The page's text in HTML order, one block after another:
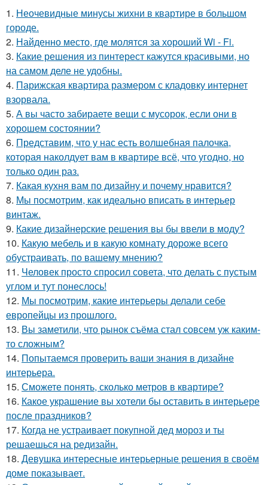
1. Неочевидные минусы жихни в квартире в большом
городе.
2. Найденно место, где молятся за хороший Wi - Fi.
3. Какие решения из пинтерест кажутся красивыми, но
на самом деле не удобны.
4. Парижская квартира размером с кладовку интернет
взорвала.
5. А вы часто забираете вещи с мусорок, если они в
хорошем состоянии?
6. Представим, что у нас есть волшебная палочка,
которая наколдует вам в квартире всё, что угодно, но
только один раз.
7. Какая кухня вам по дизайну и почему нравится?
8. Мы посмотрим, как идеально вписать в интерьер
винтаж.
9. Какие дизайнерские решения вы бы ввели в моду?
10. Какую мебель и в какую комнату дороже всего
обустраивать, по вашему мнению?
11. Человек просто спросил совета, что делать с пустым
углом и тут понеслось!
12. Мы посмотрим, какие интерьеры делали себе
европейцы из прошлого.
13. Вы заметили, что рынок съёма стал совсем уж каким-
то сложным?
14. Попытаемся проверить ваши знания в дизайне
интерьера.
15. Сможете понять, сколько метров в квартире?
16. Какое украшение вы хотели бы оставить в интерьере
после праздников?
17. Когда не устраивает покупной дед мороз и ты
решаешься на редизайн.
18. Девушка интересные интерьерные решения в своём
доме показывает.